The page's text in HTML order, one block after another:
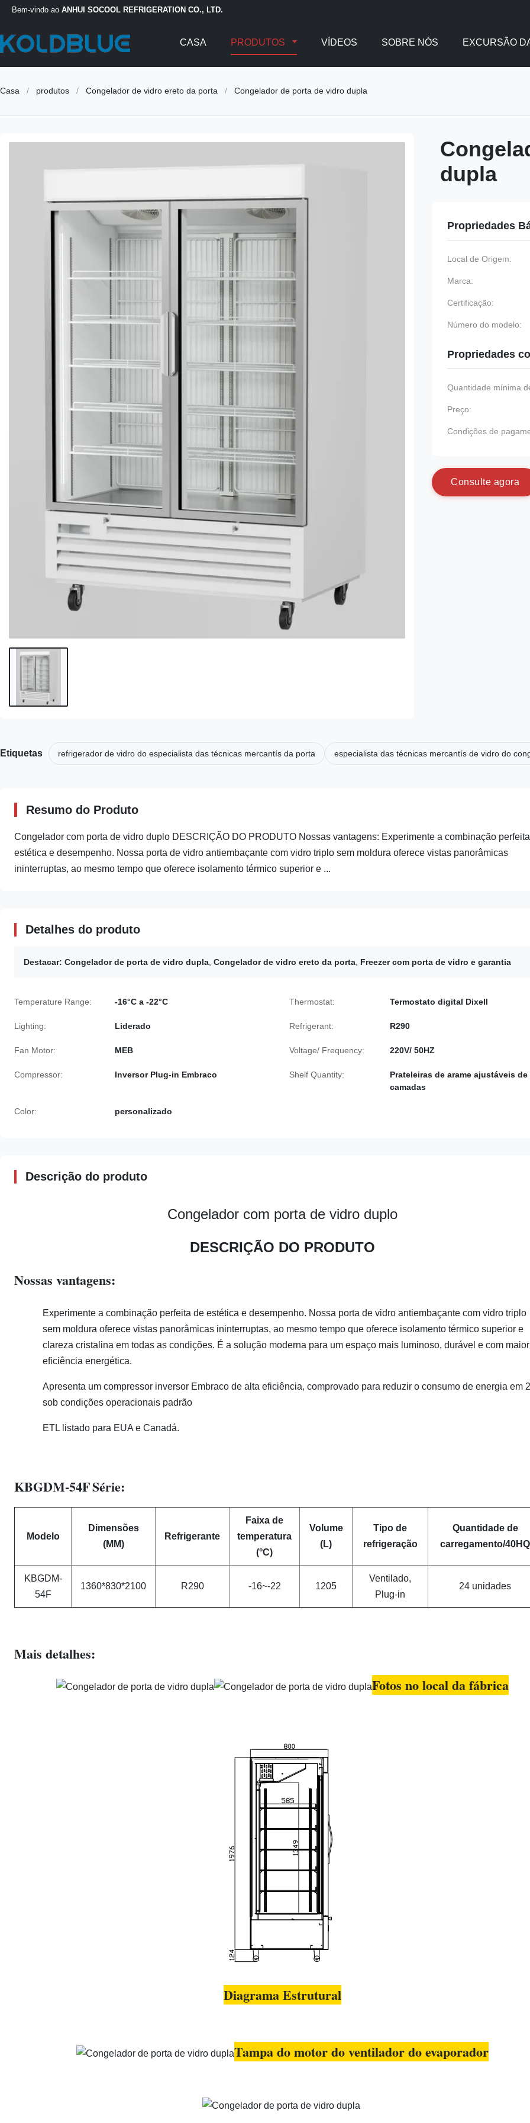
Bem-vindo ao ANHUI SOCOOL REFRIGERATION CO., LTD.
CASA PRODUTOS VÍDEOS SOBRE NÓS EXCURSÃO
Casa / produtos / Congelador de vidro ereto da porta / Congelador de porta de vidro dupla
dupla
Propriedades
Local de Origem:
Marca:
Certificação:
Número do modelo:
Propriedades
Quantidade mínima
Preço:
Condições de
Consu te agora
Etiquetas refrigerador de vidro do especialista das técnicas mercantís da porta especialista das técnicas mercantís de vidro do
Resumo do Produto
Congelador com porta de vidro duplo DESCRIÇÃO DO PRODUTO Nossas vantagens: Experimente a combinação
estética e desempenho. Nossa porta de vidro antiembaçante com vidro triplo sem moldura oferece vistas panorâmicas
ininterruptas, ao mesmo tempo que oferece isolamento térmico superior e ...
Detalhes do produto
Destacar: Congelador de porta de vidro dupla Congelador de vidro ereto da porta Freezer com porta de vidro e garantia
Temperature Range: -16°C a -22°C Thermostat: Termostato digital Dixell
Lighting: Liderado Refrigerant: R290
Fan Motor: MEB Voltage/ Frequency: 220V/ 50HZ
Compressor: Inversor Plug-in Embraco Shelf Quantity:
Prateleiras de arame ajustáveis ​​de
camadas
Color: personalizado
Descrição do produto
Congelador com porta de vidro duplo
DESCRIÇÃO DO PRODUTO
Nossas vantagens:
Experimente a combinação perfeita de estética e desempenho. Nossa porta de vidro antiembaçante com vidro triplo
sem moldura oferece vistas panorâmicas ininterruptas, ao mesmo tempo que oferece isolamento térmico superior e
clareza cristalina em todas as condições. É a solução moderna para um espaço mais luminoso, durável e com maior
eficiência energética.
Apresenta um compressor inversor Embraco de alta eficiência, comprovado para reduzir o consumo de energia em
sob condições operacionais padrão
ETL listado para EUA e Canadá.​
KBGDM-54FSérie:
Modelo
Dimensões
(MM)
Refrigerante
Faixa de
temperatura
(°C)
Volume
(L)
Tipo de
refrigeração
Quantidade de
carregamento/40HQ
KBGDM-
54F
1360*830*2100 R290 -16~-22 1205
Ventilado,
Plug-in
24 unidades
Mais detalhes:
Fotos no local da fábrica
Diagrama Estrutural
Tampa do motor do ventilador do evaporador